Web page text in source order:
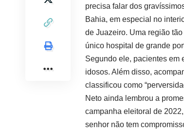
precisa falar dos
Bahia, em especial no
de Juazeiro. Uma região
único hospital de grande
Segundo ele, pacientes em
idosos. Além disso,
classificou como
Neto ainda lembrou a
campanha eleitoral de
senhor não tem